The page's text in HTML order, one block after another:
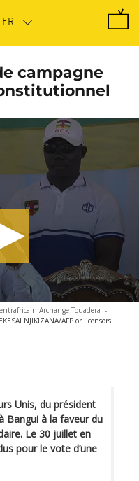
campagne
Archange Touadera -
NJIKIZANA/AFP or licensors
Unis, du président
Bangui à la faveur du
Le 30 juillet en
pour le vote d’une